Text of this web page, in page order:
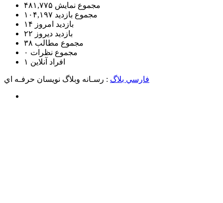
مجموع نمایش‌ ۴۸۱,۷۷۵
مجموع بازدید ۱۰۴,۱۹۷
بازدید امروز ۱۴
بازدید دیروز ۲۲
مجموع مطالب ۳۸
مجموع نظرات ۰
افراد آنلاین ۱
فارسي بلاگ : رسـانه وبلاگ نويسان حرفـه اي